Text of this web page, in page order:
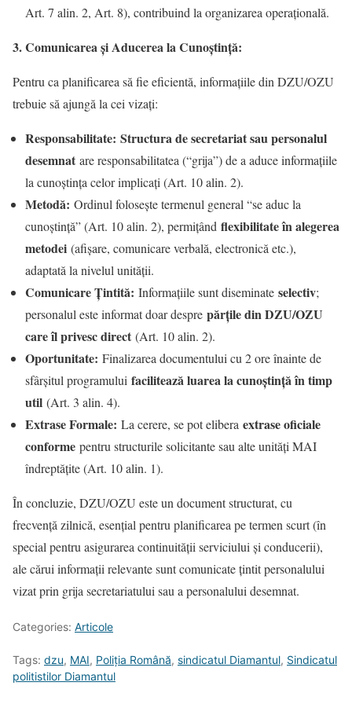
Art. 7 alin. 2, Art. 8), contribuind la organizarea operațională.
3. Comunicarea și Aducerea la Cunoștință:
Pentru ca planificarea să fie eficientă, informațiile din DZU/OZU
trebuie să ajungă la cei vizați:
Responsabilitate: Structura de secretariat sau personalul
desemnat are responsabilitatea (“grija”) de a aduce informațiile
la cunoștința celor implicați (Art. 10 alin. 2).
Metodă: Ordinul folosește termenul general “se aduc la
cunoștință” (Art. 10 alin. 2), permițând flexibilitate în alegerea
metodei (afișare, comunicare verbală, electronică etc.),
adaptată la nivelul unității.
Comunicare Țintită: Informațiile sunt diseminate selectiv;
personalul este informat doar despre părțile din DZU/OZU
care îl privesc direct (Art. 10 alin. 2).
Oportunitate: Finalizarea documentului cu 2 ore înainte de
sfârșitul programului facilitează luarea la cunoștință în timp
util (Art. 3 alin. 4).
Extrase Formale: La cerere, se pot elibera extrase oficiale
conforme pentru structurile solicitante sau alte unități MAI
îndreptățite (Art. 10 alin. 1).
În concluzie, DZU/OZU este un document structurat, cu
frecvență zilnică, esențial pentru planificarea pe termen scurt (în
special pentru asigurarea continuității serviciului și conducerii),
ale cărui informații relevante sunt comunicate țintit personalului
vizat prin grija secretariatului sau a personalului desemnat.
Categories: Articole
Tags: dzu, MAI, Poliția Română, sindicatul Diamantul, Sindicatul
politistilor Diamantul